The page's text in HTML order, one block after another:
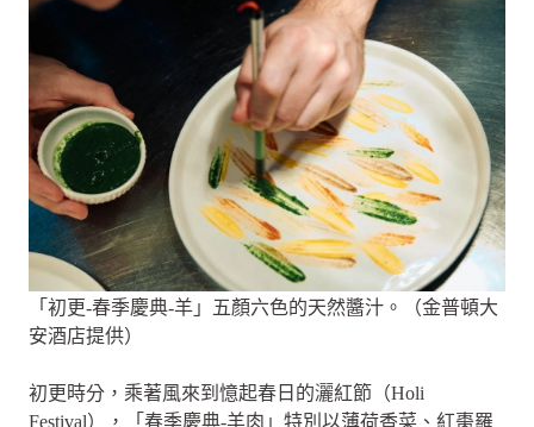
「初更-春季慶典-羊」五顏六色的天然醬汁。（金普頓大
安酒店提供）
初更時分，乘著風來到憶起春日的灑紅節（Holi
Festival），「春季慶典-羊肉」特別以薄荷香菜、紅棗羅